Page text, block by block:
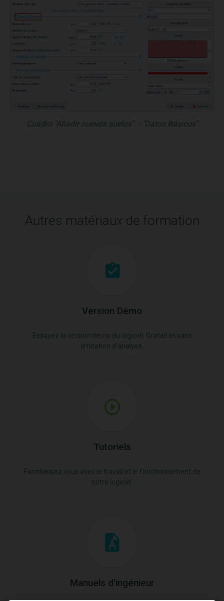
Cuadro "Añadir nuevos suelos" - "Datos Básicos"
Autres matériaux de formation
Version Démo
Tutoriels
Manuels d'ingénieur